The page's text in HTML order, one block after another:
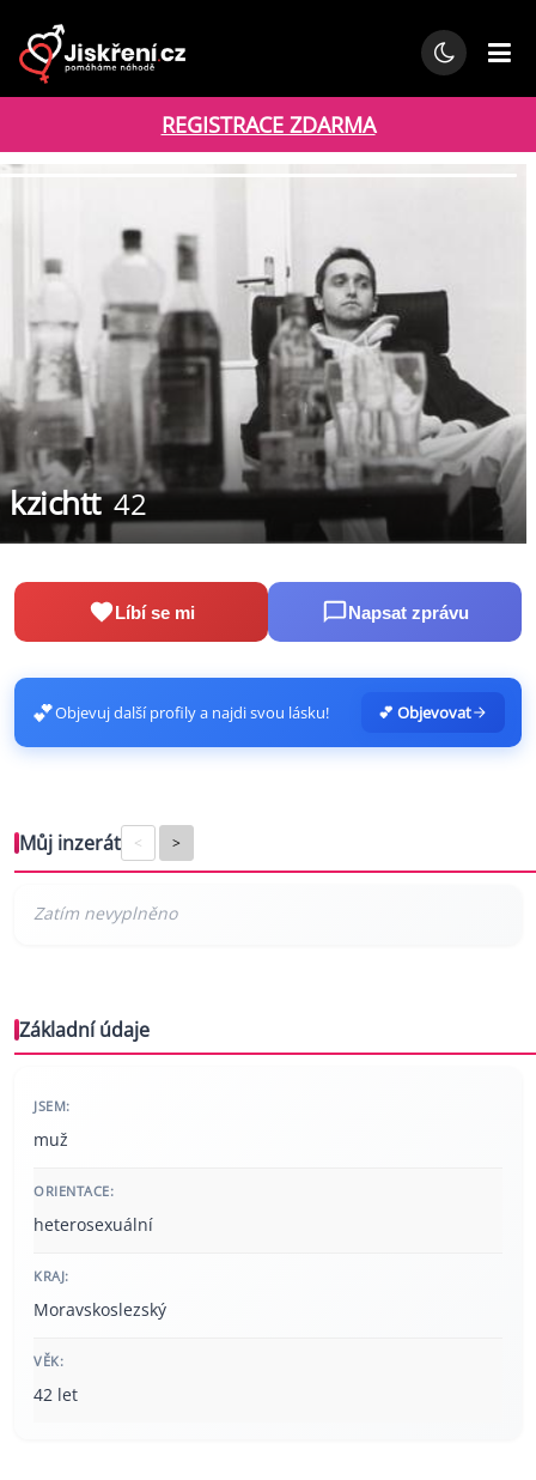
REGISTRACE ZDARMA
kzichtt 42
Líbí se mi Napsat zprávu
💕Objevuj další profily a najdi svou lásku! 💕 Objevovat
Můj inzerát < >
Základní údaje
JSEM:
muž
ORIENTACE:
heterosexuální
KRAJ:
Moravskoslezský
VĚK:
42 let